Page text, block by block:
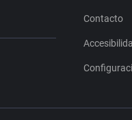
Contacto